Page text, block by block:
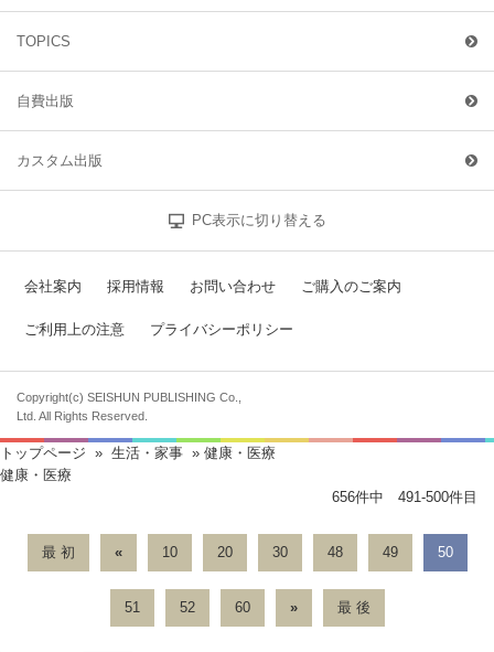
TOPICS
自費出版
カスタム出版
PC表示に切り替える
会社案内 採用情報 お問い合わせ ご購入のご案内
ご利用上の注意 プライバシーポリシー
Copyright(c) SEISHUN PUBLISHING Co.,
Ltd. All Rights Reserved.
トップページ » 生活・家事 » 健康・医療
健康・医療
656件中 491-500件目
最 初 « 10 20 30 48 49 50
51 52 60 » 最 後